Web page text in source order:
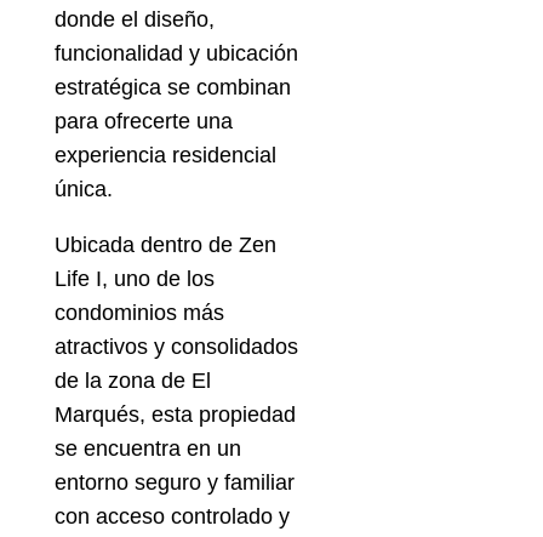
donde el diseño,
funcionalidad y ubicación
estratégica se combinan
para ofrecerte una
experiencia residencial
única.
Ubicada dentro de Zen
Life I, uno de los
condominios más
atractivos y consolidados
de la zona de El
Marqués, esta propiedad
se encuentra en un
entorno seguro y familiar
con acceso controlado y